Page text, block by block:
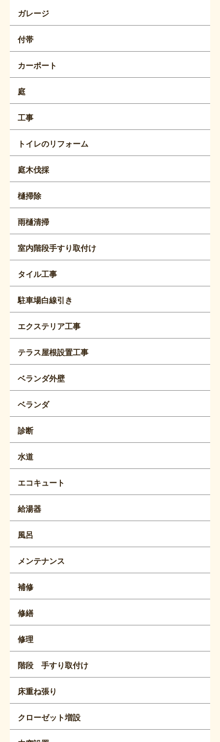
ガレージ
付帯
カーポート
庭
工事
トイレのリフォーム
庭木伐採
樋掃除
雨樋清掃
室内階段手すり取付け
タイル工事
駐車場白線引き
エクステリア工事
テラス屋根設置工事
ベランダ外壁
ベランダ
診断
水道
エコキュート
給湯器
風呂
メンテナンス
補修
修繕
修理
階段 手すり取付け
床重ね張り
クローゼット増設